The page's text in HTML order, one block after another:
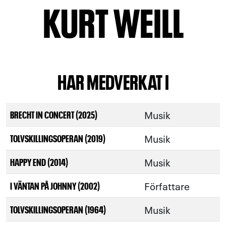
KURT WEILL
HAR MEDVERKAT I
BRECHT IN CONCERT (2025) Musik
TOLVSKILLINGSOPERAN (2019) Musik
HAPPY END (2014) Musik
I VÄNTAN PÅ JOHNNY (2002) Författare
TOLVSKILLINGSOPERAN (1964) Musik